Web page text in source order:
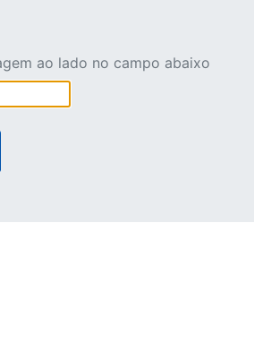
ao lado no campo abaixo